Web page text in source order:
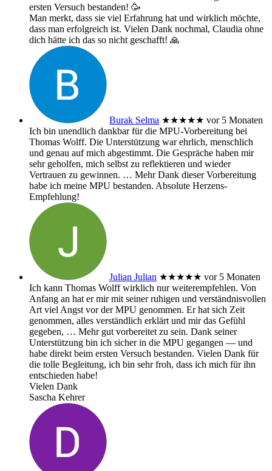
ersten Versuch bestanden! 🥳
Man merkt, dass sie viel Erfahrung hat und wirklich möchte,
dass man erfolgreich ist. Vielen Dank nochmal, Claudia ohne
dich hätte ich das so nicht geschafft! 🙏
Burak Selma ★★★★★ vor 5 Monaten
Ich bin unendlich dankbar für die MPU-Vorbereitung bei
Thomas Wolff. Die Unterstützung war ehrlich, menschlich
und genau auf mich abgestimmt. Die Gespräche haben mir
sehr geholfen, mich selbst zu reflektieren und wieder
Vertrauen zu gewinnen. … MehrDank dieser Vorbereitung
habe ich meine MPU bestanden. Absolute Herzens-
Empfehlung!
Julian Julian ★★★★★ vor 5 Monaten
Ich kann Thomas Wolff wirklich nur weiterempfehlen. Von
Anfang an hat er mir mit seiner ruhigen und verständnisvollen
Art viel Angst vor der MPU genommen. Er hat sich Zeit
genommen, alles verständlich erklärt und mir das Gefühl
gegeben, … Mehrgut vorbereitet zu sein. Dank seiner
Unterstützung bin ich sicher in die MPU gegangen — und
habe direkt beim ersten Versuch bestanden. Vielen Dank für
die tolle Begleitung, ich bin sehr froh, dass ich mich für ihn
entschieden habe!
Vielen Dank
Sascha Kehrer